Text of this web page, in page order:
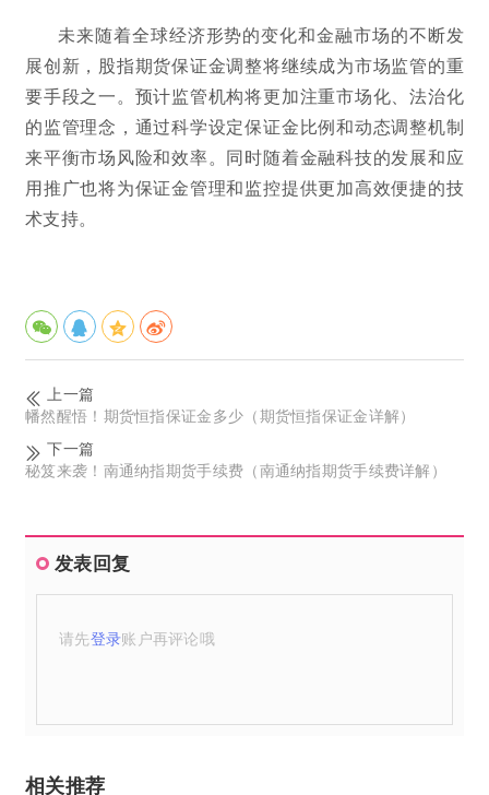
未来随着全球经济形势的变化和金融市场的不断发
展创新，股指期货保证金调整将继续成为市场监管的重
要手段之一。预计监管机构将更加注重市场化、法治化
的监管理念，通过科学设定保证金比例和动态调整机制
来平衡市场风险和效率。同时随着金融科技的发展和应
用推广也将为保证金管理和监控提供更加高效便捷的技
术支持。
上一篇
幡然醒悟！期货恒指保证金多少（期货恒指保证金详解）
下一篇
秘笈来袭！南通纳指期货手续费（南通纳指期货手续费详解）
发表回复
请先登录账户再评论哦
相关推荐